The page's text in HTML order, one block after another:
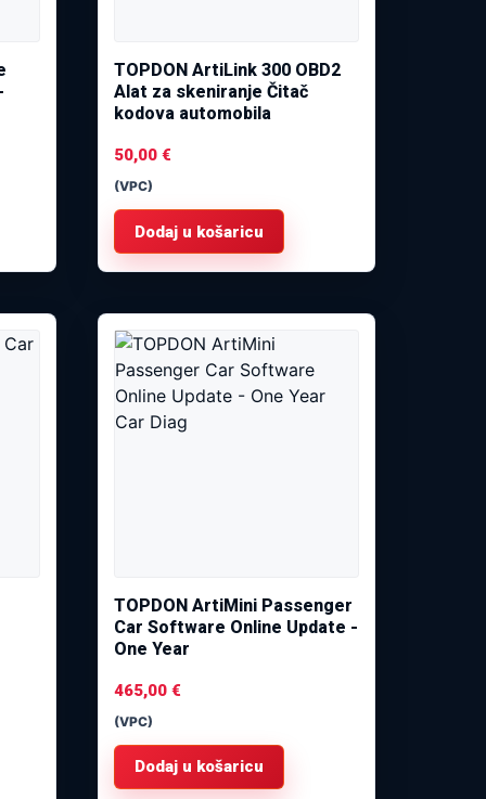
TOPDON ArtiLink 300 OBD2
Alat za skeniranje Čitač
kodova automobila
50,00 €
(VPC)
Dodaj u košaricu
TOPDON ArtiMini Passenger
Car Software Online Update -
One Year
465,00 €
(VPC)
Dodaj u košaricu